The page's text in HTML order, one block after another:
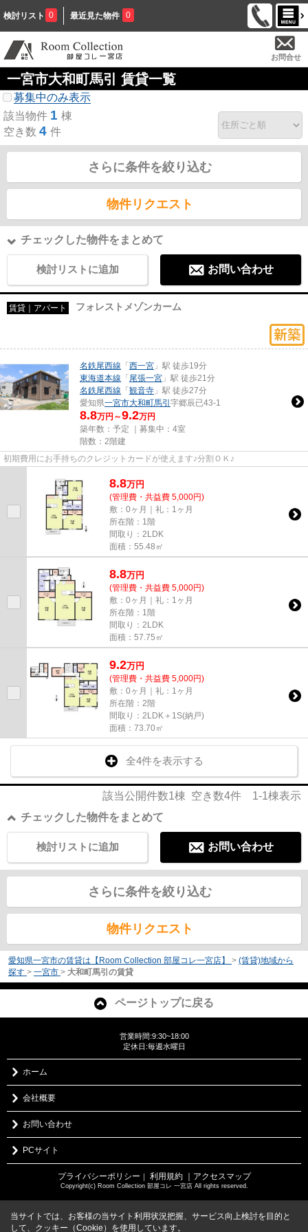
検討リスト 0 最近見た物件 0
お問合せ
一宮市大和町馬引 賃貸一覧
募集中のみ表示
該当物件 1 棟
空き数 4 件
さらに条件を絞り込む
物件リクエスト
チェックした物件をまとめて
検討リストに追加 お問い合わせ
賃貸｜アパート フォレストメゾンカーム
名鉄尾西線 「 西一宮 」駅 徒歩19分
東海道本線 「 尾張一宮 」駅 徒歩21分
名鉄尾西線 「 観音寺 」駅 徒歩27分
愛知県一宮市大和町馬引 字郷辰已43-1
8.8万円～9.2万円
築年数：予定 ｜募集中： 4室
階数：2階建
初期費用にお手持ちのクレジットカードが使えます♪分割ＯＫ♪
8.8万円
(管理費・共益費 5,000円)
敷：0ヶ月｜礼：1ヶ月
所在階：1階
間取り：2LDK
面積：55.48㎡
8.8万円
(管理費・共益費 5,000円)
敷：0ヶ月｜礼：1ヶ月
所在階：1階
間取り：2LDK
面積：57.75㎡
9.2万円
(管理費・共益費 5,000円)
敷：0ヶ月｜礼：1ヶ月
所在階：2階
間取り：2LDK＋1S(納戸)
面積：73.70㎡
全4件を表示する
該当公開件数1棟 空き数4件 1-1棟表示
チェックした物件をまとめて
お問い合わせ
検討リストに追加
さらに条件を絞り込む
物件リクエスト
愛知県一宮市の賃貸は【Room Collection 部屋コレ一宮店】 > (賃貸)地域から
探す > 一宮市 > 大和町馬引の賃貸
ページトップに戻る
営業時間:9:30~18:00
定休日:毎週水曜日
ホーム
会社概要
お問い合わせ
PCサイト
プライバシーポリシー ｜ 利用規約 ｜アクセスマップ
Copyright(c) Room Collection 部屋コレ 一宮店 All rights reserved.
当サイトでは、お客様の当サイト利用状況把握、サービス向上検討を目的と
して、クッキー（Cookie）を使用しています。